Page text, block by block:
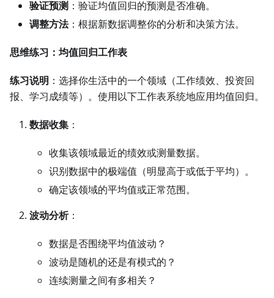
验证预测 ：验证均值回归的预测是否准确。
调整方法：根据新数据调整你的分析和决策方法。
思维练习：均值回归工作表
练习说明 ：选择你生活中的一个领域（工作绩效、投资回
报、学习成绩等）。使用以下工作表系统地应用均值回归。
数据收集 ：
收集该领域最近的绩效或测量数据。
识别数据中的极端值（明显高于或低于平均）。
确定该领域的平均值或正常范围。
波动分析：
数据是否围绕平均值波动？
波动是随机的还是有模式的？
连续测量之间有多相关？